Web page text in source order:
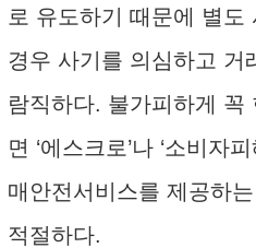
로 유도하기 때문에 별도
경우 사기를 의심하고 거
람직하다. 불가피하게 꼭
면 ‘에스크로’나 ‘소비자
매안전서비스를 제공하
적절하다.